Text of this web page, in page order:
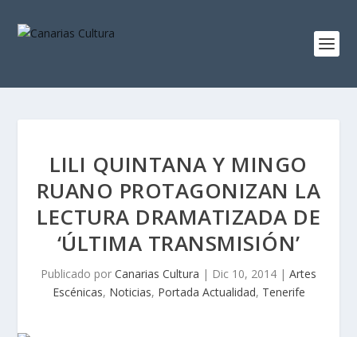
LILI QUINTANA Y MINGO
RUANO PROTAGONIZAN LA
LECTURA DRAMATIZADA DE
‘ÚLTIMA TRANSMISIÓN’
Publicado por Canarias Cultura | Dic 10, 2014 | Artes
Escénicas, Noticias, Portada Actualidad, Tenerife